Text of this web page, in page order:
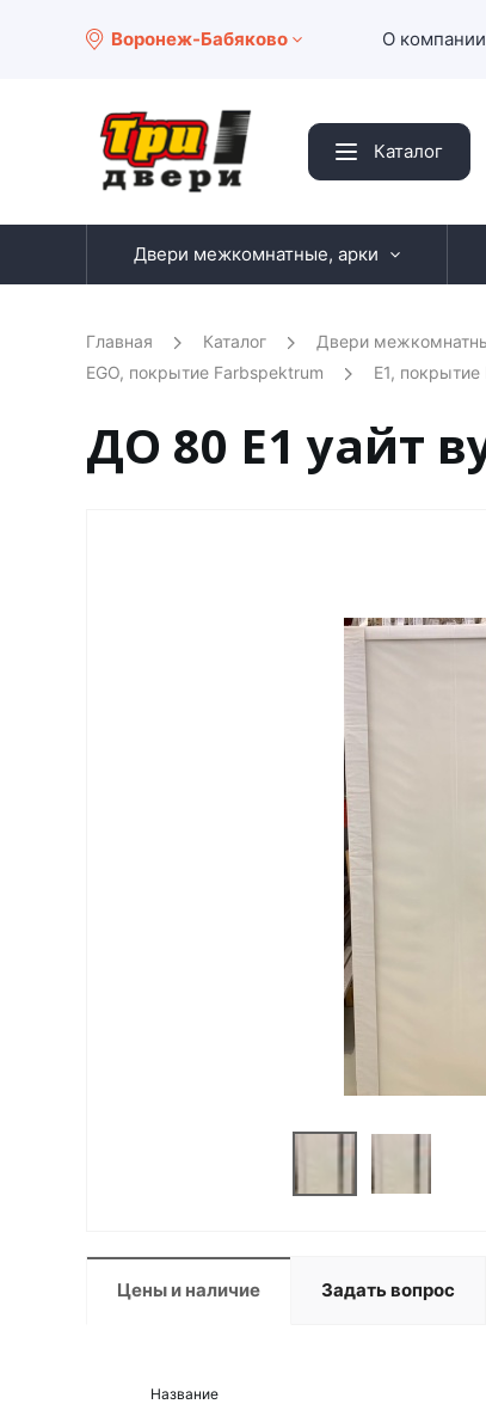
Воронеж-Бабяково О компании
Каталог
Двери межкомнатные, арки
Главная Каталог Двери
EGO, покрытие Farbspektrum
E1,
ДО 80 E1 уайт
Цены и наличие Задать вопрос
Название